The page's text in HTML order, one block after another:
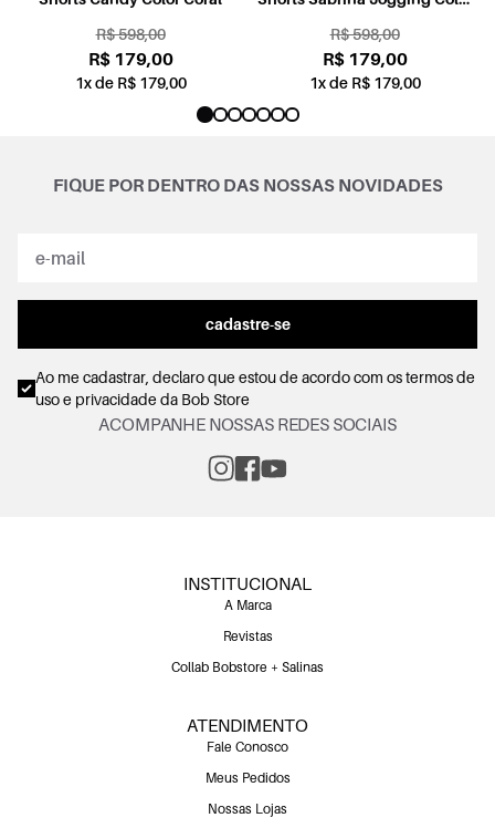
R$ 598,00
R$ 179,00
1x de R$ 179,00
R$ 598,00
R$ 179,00
1x de R$ 179,00
FIQUE POR DENTRO DAS NOSSAS NOVIDADES
cadastre-se
Ao me cadastrar, declaro que estou de acordo com ostermos de
uso e privacidadeda Bob Store
ACOMPANHE NOSSAS REDES SOCIAIS
INSTITUCIONAL
A Marca
Revistas
Collab Bobstore + Salinas
ATENDIMENTO
Fale Conosco
Meus Pedidos
Nossas Lojas